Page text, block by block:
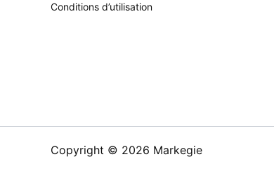
Conditions d’utilisation
Copyright © 2026 Markegie